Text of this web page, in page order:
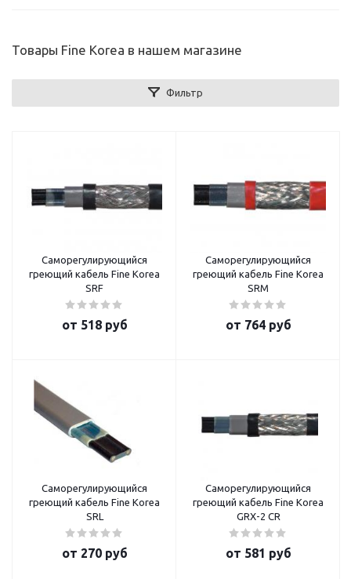
Товары Fine Korea в нашем магазине
Фильтр
Саморегулирующийся
греющий кабель Fine Korea
SRF
от 518 руб
Саморегулирующийся
греющий кабель Fine Korea
SRM
от 764 руб
Саморегулирующийся
греющий кабель Fine Korea
SRL
от 270 руб
Саморегулирующийся
греющий кабель Fine Korea
GRX-2 CR
от 581 руб